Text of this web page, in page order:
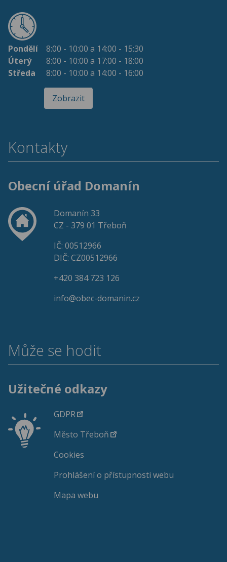
Pondělí
8:00 - 10:00 a 14:00 - 15:30
Úterý
8:00 - 10:00 a 17:00 - 18:00
Středa
8:00 - 10:00 a 14:00 - 16:00
Zobrazit
Kontakty
Obecní úřad Domanín
Domanín 33
CZ - 379 01 Třeboň
IČ: 00512966
DIČ: CZ00512966
+420 384 723 126
info@obec-domanin.cz
Může se hodit
Užitečné odkazy
GDPR
Město Třeboň
Cookies
Prohlášení o přístupnosti webu
Mapa webu